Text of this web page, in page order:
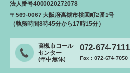
法人番号4000020272078
〒569-0067 大阪府高槻市桃園町2番1号
（執務時間8時45分から17時15分）
高槻市コール
センター
(年中無休)
072-674-7111
Fax：072-674-7050